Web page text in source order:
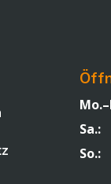
Sa.:
So.: